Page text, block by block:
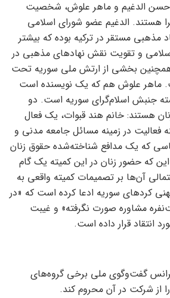
حسن الدغیم و ماهر علوش، شخصیت
هستند. الدغیم عضو شورای اسلامی
مستقر در ترکیه بوده که بیشتر
اسلامی و تقویت نقش نهادهای مذهبی در
بخشی از ارتش ملی سوریه تحت
ماهر علوش هم که یک نویسنده است
جنبش اسلام‌گرای سوریه است. دو
هستند: خانم هند قبوات، یک فعال
در زمینه مسائل جامعه مدنی و
که یک مدافع شناخته‌شده حقوق زنان
که حضور زنان در این کمیته یک گام
آن‌ها بر تصمیمات کمیته واقعی به
کردهای سوریه ادعا کرده است که «در
مشاوره صورت نگرفته» و غیبت
انتقاد قرار داده است.
گفت‌وگوی ملی برخی گروه‌های
از شرکت در آن محروم کند.